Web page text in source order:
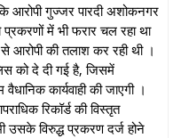
गुज्जर पारदी अशोकनगर
में भी फरार चल रहा था
की तलाश कर रही थी ।
को दे दी गई है, जिसमें
कार्यवाही की जाएगी ।
रिकॉर्ड की विस्तृत
उसके विरुद्ध प्रकरण दर्ज होने